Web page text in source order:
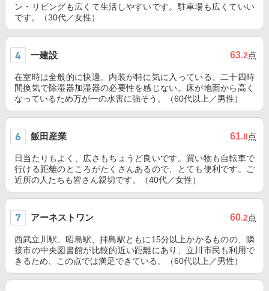
ン・リビングも広くて生活しやすいです。駐車場も広くていい
です。（30代／女性）
一建設 63.2点
在室時は全般的に快適。内装が特に気に入っている。二十四時
間換気で除湿器加湿器の必要性を感じない。床が地面から高く
なっているため万が一の水害に強そう。（60代以上／男性）
飯田産業 61.8点
日当たりもよく、広さもちょうど良いです。買い物も自転車で
行ける距離のところがたくさんあるので、とても便利です。ご
近所の人たちも皆さん親切です。（40代／女性）
アーネストワン 60.2点
西武立川駅、昭島駅、拝島駅ともに15分以上かかるものの、隣
接市の中央図書館が比較的近い距離にあり、立川市民も利用で
きるため、この点では満足できている。（60代以上／男性）